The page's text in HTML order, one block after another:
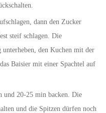
dann den Zucker
steif schlagen. Die
den Kuchen mit der
Baisier mit einer Spachtel auf
und 20-25 min backen. Die
und die Spitzen dürfen noch